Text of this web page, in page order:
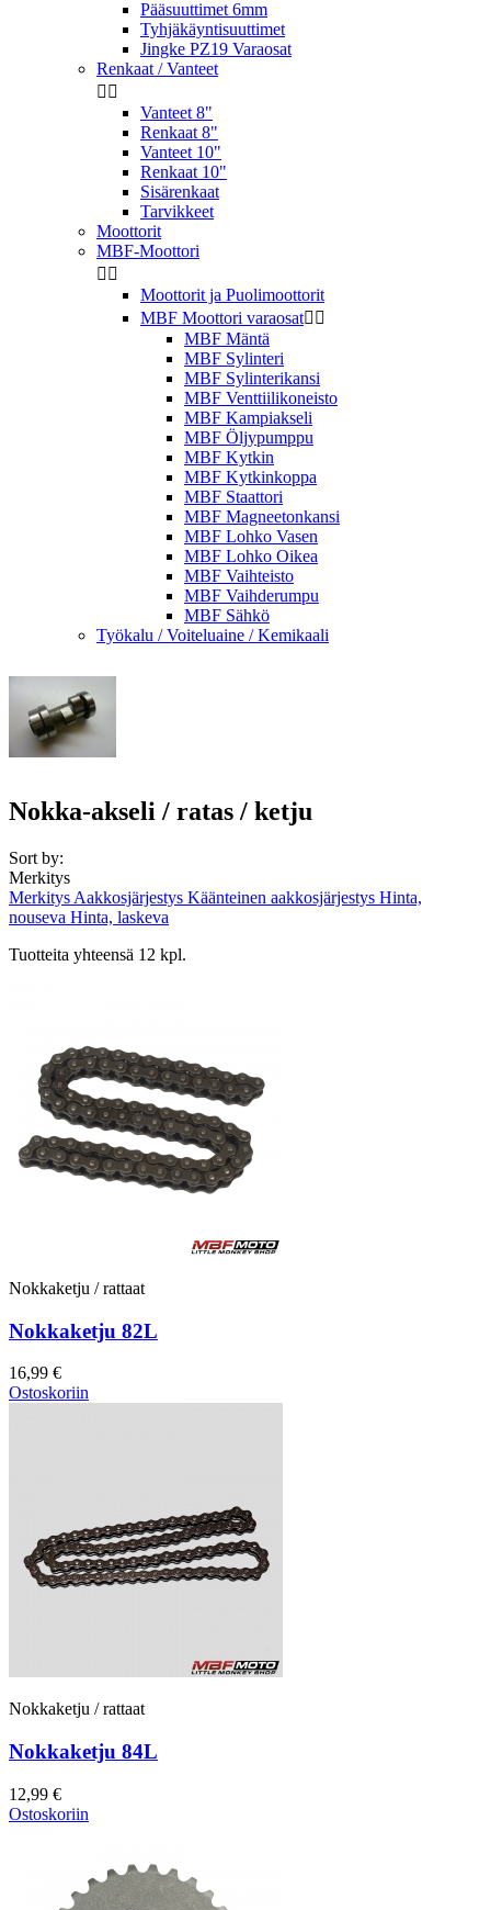
Pääsuuttimet 6mm
Tyhjäkäyntisuuttimet
Jingke PZ19 Varaosat
Renkaat / Vanteet
 
Vanteet 8"
Renkaat 8"
Vanteet 10"
Renkaat 10"
Sisärenkaat
Tarvikkeet
Moottorit
MBF-Moottori
 
Moottorit ja Puolimoottorit
MBF Moottori varaosat 
MBF Mäntä
MBF Sylinteri
MBF Sylinterikansi
MBF Venttiilikoneisto
MBF Kampiakseli
MBF Öljypumppu
MBF Kytkin
MBF Kytkinkoppa
MBF Staattori
MBF Magneetonkansi
MBF Lohko Vasen
MBF Lohko Oikea
MBF Vaihteisto
MBF Vaihderumpu
MBF Sähkö
Työkalu / Voiteluaine / Kemikaali
Nokka-akseli / ratas / ketju
Sort by:
Merkitys
Merkitys Aakkosjärjestys Käänteinen aakkosjärjestys Hinta,
nouseva Hinta, laskeva
Tuotteita yhteensä 12 kpl.
Nokkaketju / rattaat
Nokkaketju 82L
16,99 €
Ostoskoriin
Nokkaketju / rattaat
Nokkaketju 84L
12,99 €
Ostoskoriin